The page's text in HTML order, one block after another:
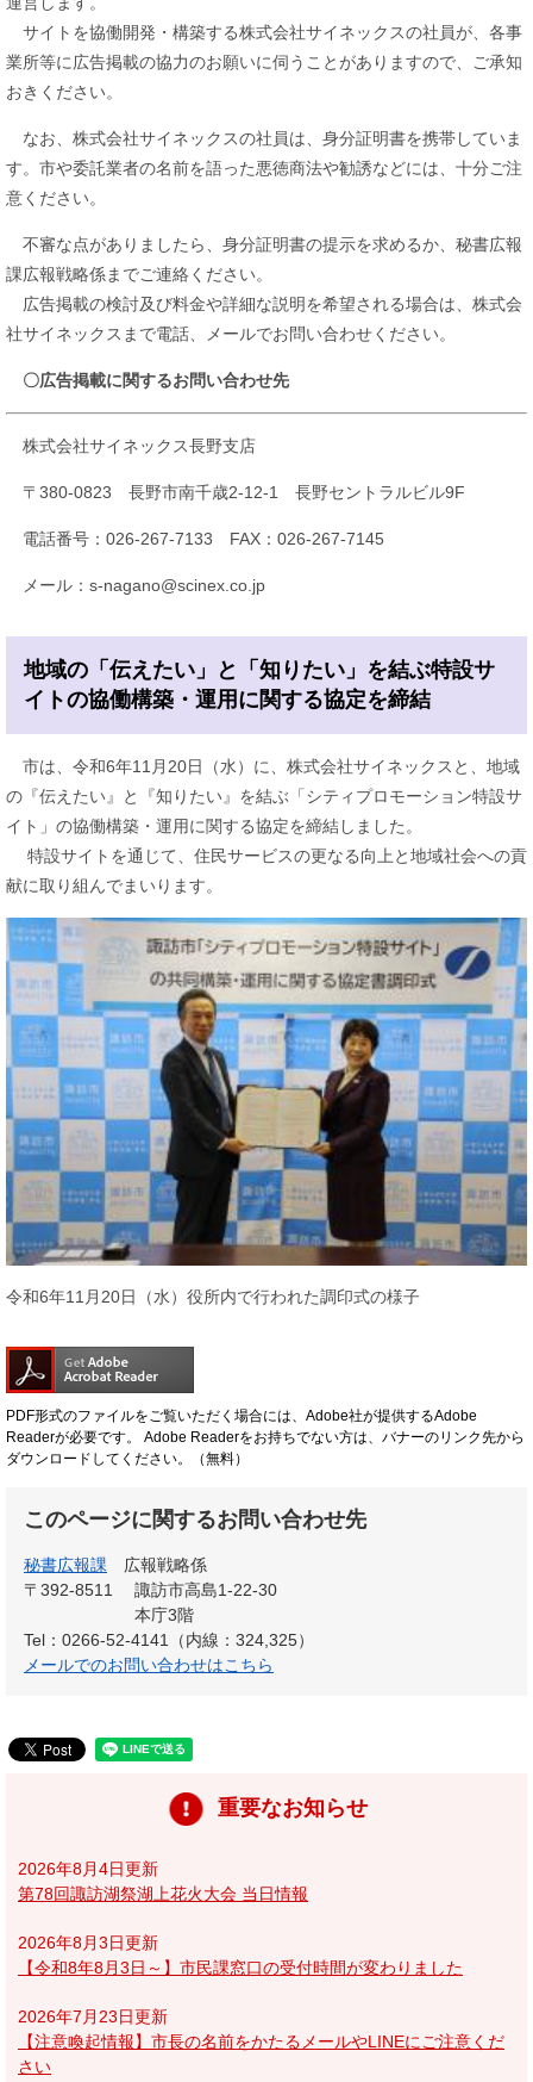
サイトを協働開発・構築する株式会社サイネックスの社員が、各事
業所等に広告掲載の協力のお願いに伺うことがありますので、ご承知
おきください。
なお、株式会社サイネックスの社員は、身分証明書を携帯していま
す。市や委託業者の名前を語った悪徳商法や勧誘などには、十分ご注
意ください。
不審な点がありましたら、身分証明書の提示を求めるか、秘書広報
課広報戦略係までご連絡ください。
広告掲載の検討及び料金や詳細な説明を希望される場合は、株式会
社サイネックスまで電話、メールでお問い合わせください。
〇広告掲載に関するお問い合わせ先
株式会社サイネックス長野支店
〒380-0823 長野市南千歳2-12-1 長野セントラルビル9F
電話番号：026-267-7133 FAX：026-267-7145
メール：s-nagano@scinex.co.jp
地域の「伝えたい」と「知りたい」を結ぶ特設サ
イトの協働構築・運用に関する協定を締結
市は、令和6年11月20日（水）に、株式会社サイネックスと、地域
の『伝えたい』と『知りたい』を結ぶ「シティプロモーション特設サ
イト」の協働構築・運用に関する協定を締結しました。
特設サイトを通じて、住民サービスの更なる向上と地域社会への貢
献に取り組んでまいります。
令和6年11月20日（水）役所内で行われた調印式の様子
PDF形式のファイルをご覧いただく場合には、Adobe社が提供するAdobe
Readerが必要です。
Adobe Readerをお持ちでない方は、バナーのリンク先から
ダウンロードしてください。（無料）
このページに関するお問い合わせ先
秘書広報課
広報戦略係
〒392-8511
諏訪市高島1-22-30
本庁3階
Tel：0266-52-4141（内線：324,325）
メールでのお問い合わせはこちら
重要なお知らせ
2026年8月4日更新
第78回諏訪湖祭湖上花火大会 当日情報
2026年8月3日更新
【令和8年8月3日～】市民課窓口の受付時間が変わりました
2026年7月23日更新
【注意喚起情報】市長の名前をかたるメールやLINEにご注意くだ
さい